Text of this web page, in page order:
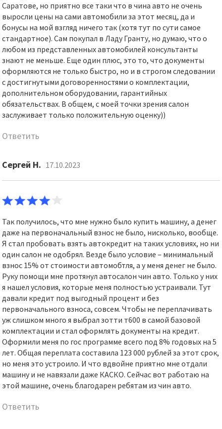
Саратове, но приятно все таки что в чина авто не очень
выросли цены на сами автомобили за этот месяц, да и
бонусы на мой взгляд ничего так (хотя тут по сути самое
стандартное). Сам покупал в Ладу Гранту, но думаю, что о
любом из представленных автомобилей консультанты
знают не меньше. Еще один плюс, это то, что документы
оформляются не только быстро, но и в строгом следовании
с достигнутыми договоренностями о комплектации,
дополнительном оборудовании, гарантийных
обязательствах. В общем, с моей точки зрения салон
заслуживает только положительную оценку))
Ответить
Сергей Н. 17.10.2023
Так получилось, что мне нужно было купить машину, а денег
даже на первоначальный взнос не было, нисколько, вообще.
Я стал пробовать взять автокредит на таких условиях, но ни
один салон не одобрял. Везде было условие – минимальный
взнос 15% от стоимости автомобтля, а у меня денег не было.
Руку помощи мне протянул автосалон чин авто. Только у них
я нашел условия, которые меня полностью устраивали. Тут
давали кредит под выгодный процент и без
первоначального взноса, совсем. Чтобы не переплачивать
уж слишком много я выбрал зотти т600 в самой базовой
комплектации и стал оформлять документы на кредит.
Оформили меня по гос программе всего под 8% годовых на 5
лет. Общая переплата составила 123 000 рублей за этот срок,
но меня это устроило. И что вдвойне приятно мне отдали
машину и не навязали даже КАСКО. Сейчас вот работаю на
этой машине, очень благодарен ребятам из чин авто.
Ответить